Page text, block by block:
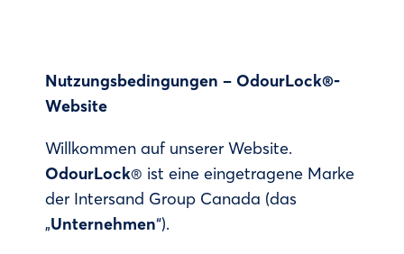
Nutzungsbedingungen – OdourLock®-
Website
Willkommen auf unserer Website.
OdourLock® ist eine eingetragene Marke
der Intersand Group Canada (das
„Unternehmen“).